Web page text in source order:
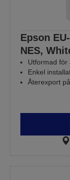
Epson
NES,
Utformad för
Enkel
Återexport